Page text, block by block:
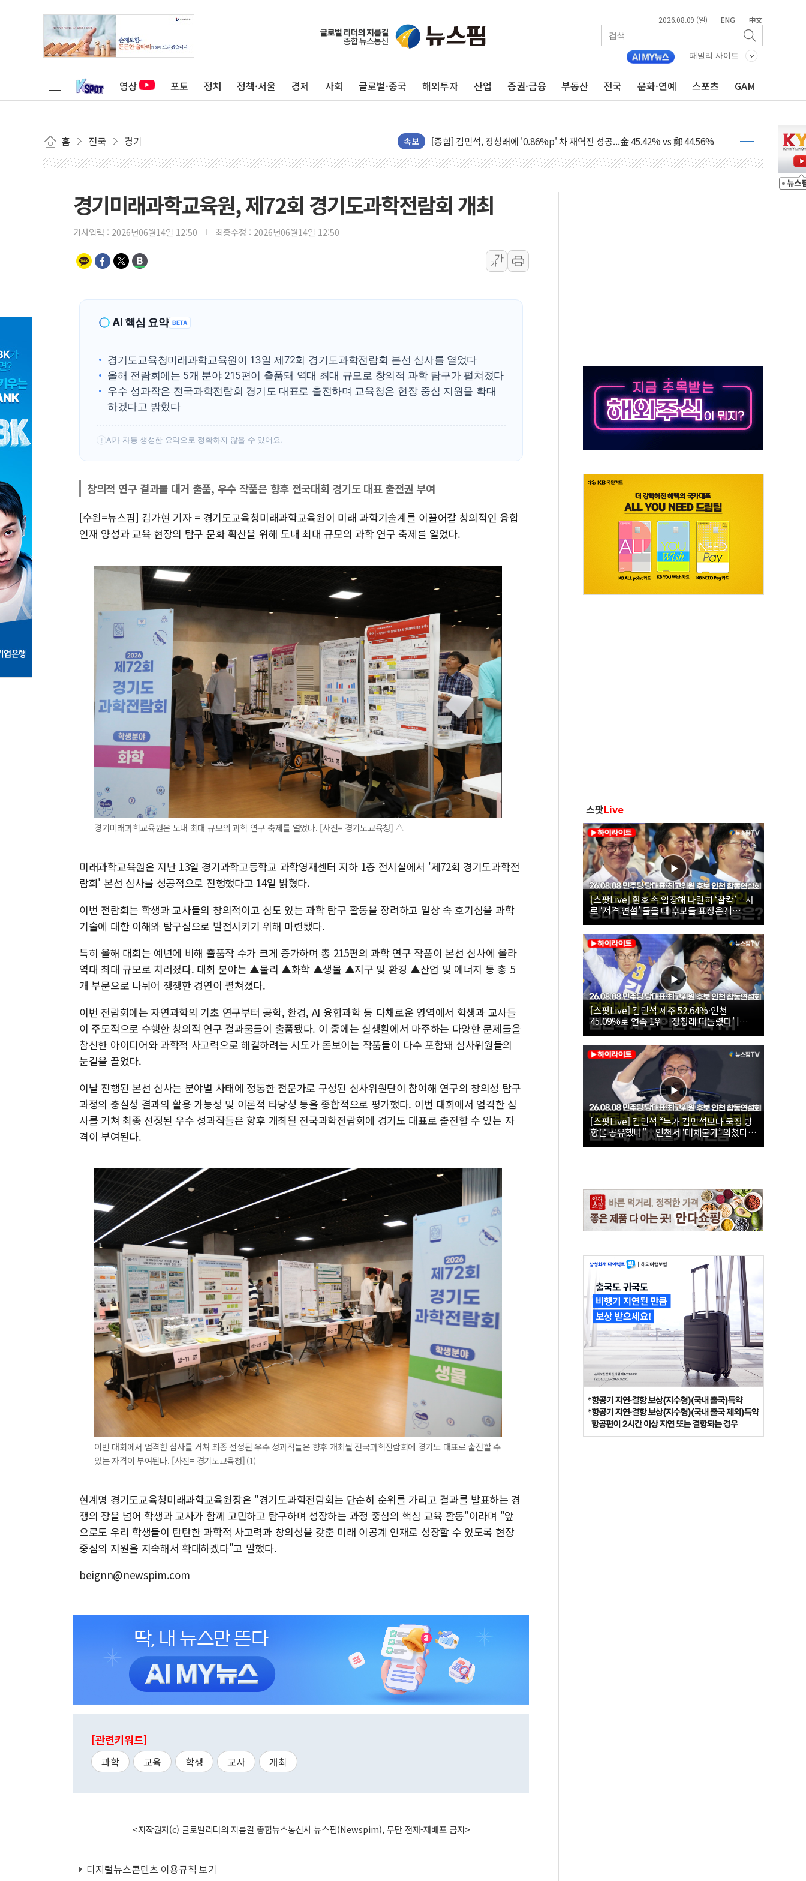
2026.08.09 (일) | ENG | 中文
패밀리 사이트
영상 포토 정치 정책·서울 경제 사회 글로벌·중국 해외투자 산업 증권·금융 부동산 전국 문화·연예 스포츠 GAM
홈 전국 경기 속보
포항시 재난예산 40억 긴급 투입…고수온 양식장 복구·지원 '총력'
울진·영덕 '호우특보'-포항 '산사태 주의보'...경북도, 호우 피해·통제구간 없어
인천 합동연설회 나선 송영길·정청래·김민석 당대표 후보
김민석, 2주차 제주·인천 경선서 정청래에 승리...47.75% vs 42.08%
[속보] 민주, 제주·인천 경선 결과 발표...김민석 47.75% 정청래 42.08%
[속보] 민주, 인천 경선 결과 발표...김민석 45.09% 정청래 43.27% 송영길 11.63%
이번주 국내 주요 금융일정(8.10~8.14)
美, 이란전 출구전략 만지작…공습 한계·탄약 부족 현실화
강릉·동해·삼척 시간당 최대 50㎜ 폭우…강원 동해안 강한 비 이어져
폐기물 수거하다 참변…60대 환경미화원 수거차에 치여 사망
여수 오동도 인근 해상서 모터보트 전복…1명 사망·1명 실종
추미애, '위안부' 피해자 기림의 날 참석..."국제적 시민 연대로 목소리 내야"
인천 선재도 갯벌서 해루질 중 실종 60대 나흘만에 숨진 채 발견
인천서 말다툼 중 어머니 흉기 살해 10대 아들 체포
'화합' 꺼낸 김민석에 '뻔뻔' 받아친 정청래…제주 연설서 신경전 고조
경기미래과학교육원, 제72회 경기도과학전람회 개최
기사입력 : 2026년06월14일 12:50 최종수정 : 2026년06월14일 12:50
가
가
AI 핵심 요약 BETA
경기도교육청미래과학교육원이 13일 제72회 경기도과학전람회 본선 심사를 열었다
올해 전람회에는 5개 분야 215편이 출품돼 역대 최대 규모로 창의적 과학 탐구가 펼쳐졌다
우수 성과작은 전국과학전람회 경기도 대표로 출전하며 교육청은 현장 중심 지원을 확대
하겠다고 밝혔다
! AI가 자동 생성한 요약으로 정확하지 않을 수 있어요.
창의적 연구 결과물 대거 출품, 우수 작품은 향후 전국대회 경기도 대표 출전권 부여
[수원=뉴스핌] 김가현 기자 = 경기도교육청미래과학교육원이 미래 과학기술계를 이끌어갈 창의적인 융합
인재 양성과 교육 현장의 탐구 문화 확산을 위해 도내 최대 규모의 과학 연구 축제를 열었다.
경기미래과학교육원은 도내 최대 규모의 과학 연구 축제를 열었다. [사진= 경기도교육청] △
미래과학교육원은 지난 13일 경기과학고등학교 과학영재센터 지하 1층 전시실에서 '제72회 경기도과학전
람회' 본선 심사를 성공적으로 진행했다고 14일 밝혔다.
이번 전람회는 학생과 교사들의 창의적이고 심도 있는 과학 탐구 활동을 장려하고 일상 속 호기심을 과학
기술에 대한 이해와 탐구심으로 발전시키기 위해 마련됐다.
특히 올해 대회는 예년에 비해 출품작 수가 크게 증가하며 총 215편의 과학 연구 작품이 본선 심사에 올라
역대 최대 규모로 치러졌다. 대회 분야는 ▲물리 ▲화학 ▲생물 ▲지구 및 환경 ▲산업 및 에너지 등 총 5
개 부문으로 나뉘어 쟁쟁한 경연이 펼쳐졌다.
이번 전람회에는 자연과학의 기초 연구부터 공학, 환경, AI 융합과학 등 다채로운 영역에서 학생과 교사들
이 주도적으로 수행한 창의적 연구 결과물들이 출품됐다. 이 중에는 실생활에서 마주하는 다양한 문제들을
참신한 아이디어와 과학적 사고력으로 해결하려는 시도가 돋보이는 작품들이 다수 포함돼 심사위원들의
눈길을 끌었다.
이날 진행된 본선 심사는 분야별 사태에 정통한 전문가로 구성된 심사위원단이 참여해 연구의 창의성 탐구
과정의 충실성 결과의 활용 가능성 및 이론적 타당성 등을 종합적으로 평가했다. 이번 대회에서 엄격한 심
사를 거쳐 최종 선정된 우수 성과작들은 향후 개최될 전국과학전람회에 경기도 대표로 출전할 수 있는 자
격이 부여된다.
이번 대회에서 엄격한 심사를 거쳐 최종 선정된 우수 성과작들은 향후 개최될 전국과학전람회에 경기도 대표로 출전할 수
있는 자격이 부여된다. [사진= 경기도교육청] ⑴
현계명 경기도교육청미래과학교육원장은 "경기도과학전람회는 단순히 순위를 가리고 결과를 발표하는 경
쟁의 장을 넘어 학생과 교사가 함께 고민하고 탐구하며 성장하는 과정 중심의 핵심 교육 활동"이라며 "앞
으로도 우리 학생들이 탄탄한 과학적 사고력과 창의성을 갖춘 미래 이공계 인재로 성장할 수 있도록 현장
중심의 지원을 지속해서 확대하겠다"고 말했다.
beignn@newspim.com
[관련키워드]
과학 교육 학생 교사 개최
<저작권자(c) 글로벌리더의 지름길 종합뉴스통신사 뉴스핌(Newspim), 무단 전재-재배포 금지>
디지털뉴스콘텐츠 이용규칙 보기
스팟Live
[스팟Live] 환호 속 입장해 나란히 ‘찰칵’…서
로 ‘저격 연설’ 들을 때 후보들 표정은? |
26.08.08 더불어민주당 당대표·최고위원 후
보 인천 합동연설회
[스팟Live] 김민석 제주 52.64%·인천
45.09%로 연속 1위…정청래 따돌렸다’ |
26.08.08 더불어민주당 당대표·최고위원 후
보 인천 합동연설회
[스팟Live] 김민석 “누가 김민석보다 국정 방
향을 공유했나”…인천서 ‘대체불가’ 외쳤다 |
26.08.08 더불어민주당 당대표·최고위원 후